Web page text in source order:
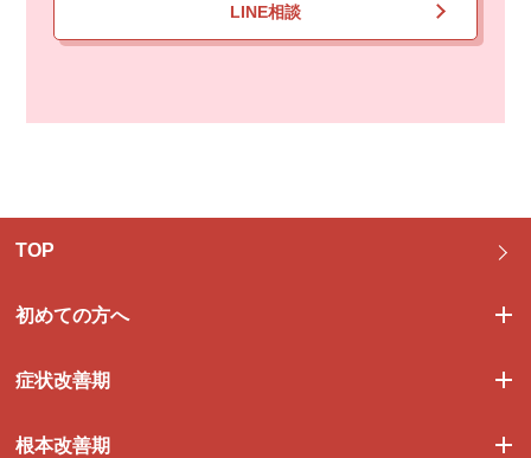
LINE相談
TOP
初めての方へ
症状改善期
根本改善期